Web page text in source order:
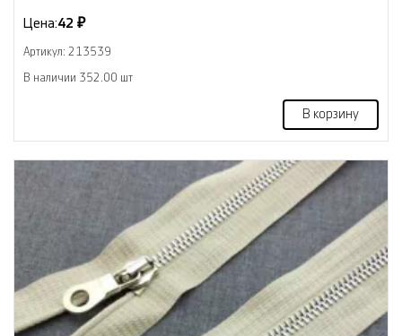
Цена:42 ₽
Артикул: 213539
В наличии 352.00 шт
В корзину